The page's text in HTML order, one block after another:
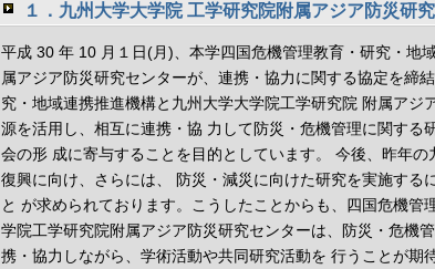
１．九州大学大学院 工学研究院附属アジア防災研
平成 30 年 10 月１日(月)、本学四国危機管理教育・研究・地
属アジア防災研究センターが、連携・協力に関する協定を締
究・地域連携推進機構と九州大学大学院工学研究院 附属アジ
源を活用し、相互に連携・協 力して防災・危機管理に関する
会の形 成に寄与することを目的としています。 今後、昨年
復興に向け、さらには、 防災・減災に向けた研究を実施する
と が求められております。こうしたことからも、四国危機
学院工学研究院附属アジア防災研究センターは、防災・危機
携・協力しながら、学術活動や共同研究活動を 行うことが期